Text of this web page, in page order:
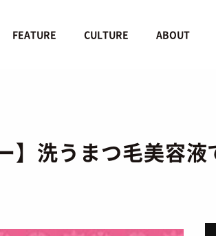
FEATURE CULTURE ABOUT
】洗うまつ毛美容